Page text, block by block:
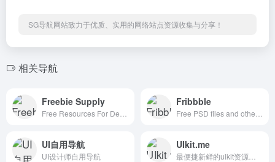
SG导航网站致力于优质、实用的网络站点资源收集与分享！
相关导航
Freebie Supply Fribbble
UI自用导航
UI设计师自用导航
UIkit.me